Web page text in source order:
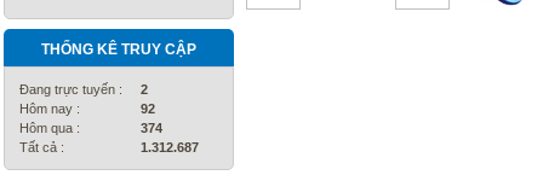
THỐNG KÊ TRUY CẬP
Đang trực tuyến :
2
Hôm nay :
92
Hôm qua :
374
Tất cả :
1.312.687